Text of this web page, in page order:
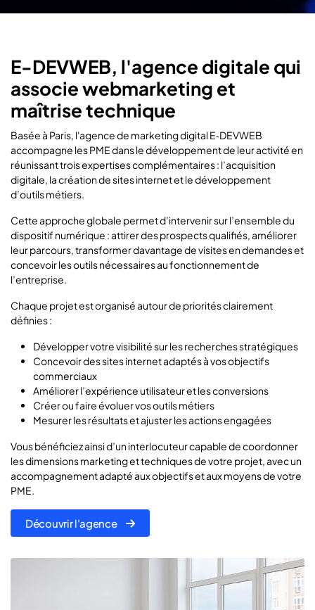
E-DEVWEB, l'agence digitale qui
associe webmarketing et
maîtrise technique
Basée à Paris, l'agence de marketing digital E‑DEVWEB
accompagne les PME dans le développement de leur activité en
réunissant trois expertises complémentaires : l’acquisition
digitale, la création de sites internet et le développement
d’outils métiers.
Cette approche globale permet d’intervenir sur l’ensemble du
dispositif numérique : attirer des prospects qualifiés, améliorer
leur parcours, transformer davantage de visites en demandes et
concevoir les outils nécessaires au fonctionnement de
l’entreprise.
Chaque projet est organisé autour de priorités clairement
définies :
Développer votre visibilité sur les recherches stratégiques
Concevoir des sites internet adaptés à vos objectifs
commerciaux
Améliorer l’expérience utilisateur et les conversions
Créer ou faire évoluer vos outils métiers
Mesurer les résultats et ajuster les actions engagées
Vous bénéficiez ainsi d’un interlocuteur capable de coordonner
les dimensions marketing et techniques de votre projet, avec un
accompagnement adapté aux objectifs et aux moyens de votre
PME.
Découvrir l'agence